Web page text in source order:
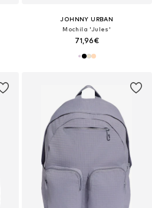
JOHNNY URBAN
Mochila 'Jules'
71,96€